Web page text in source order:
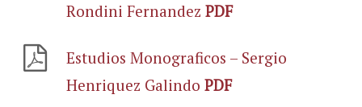
Rondini Fernandez PDF
Estudios Monograficos – Sergio
Henriquez Galindo PDF